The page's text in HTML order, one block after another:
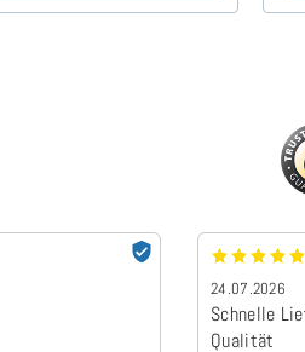
24.07.2026
Schnelle
Qualität